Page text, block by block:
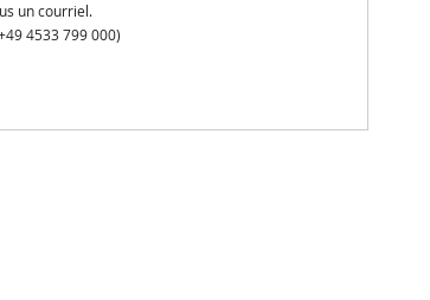
un courriel.
4533 799 000)